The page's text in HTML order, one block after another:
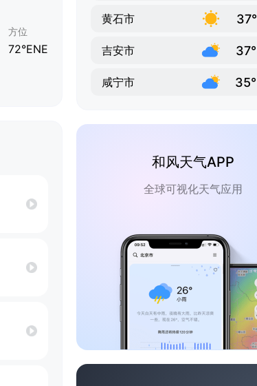
方位
72°ENE
黄石市
吉安市
咸宁市
和风天气APP
全球可视化天气应用